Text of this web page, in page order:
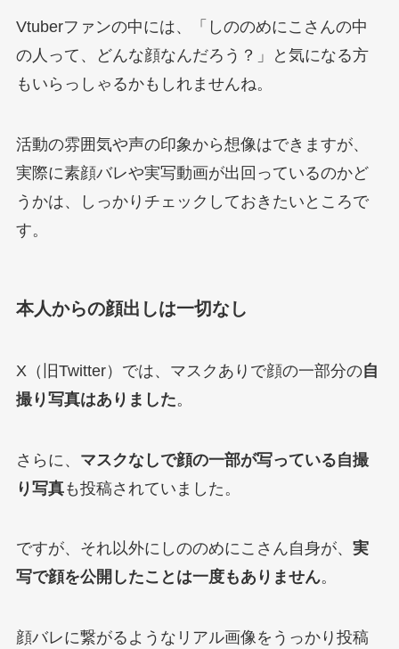
Vtuberファンの中には、「しののめにこさんの中
の人って、どんな顔なんだろう？」と気になる方
もいらっしゃるかもしれませんね。
活動の雰囲気や声の印象から想像はできますが、
実際に素顔バレや実写動画が出回っているのかど
うかは、しっかりチェックしておきたいところで
す。
本人からの顔出しは一切なし
X（旧Twitter）では、マスクありで顔の一部分の自
撮り写真はありました。
さらに、 マスクなしで顔の一部が写っている自撮
り写真も投稿されていました。
ですが、それ以外にしののめにこさん自身が、 実
写で顔を公開したことは一度もありません。
顔バレに繋がるようなリアル画像をうっかり投稿